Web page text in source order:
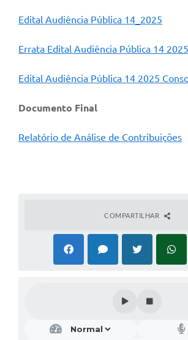
Edital Audiência Pública 14_2025
Errata Edital Audiência Pública 14 2025
Edital Audiência Pública 14 2025
Documento Final
Relatório de Análise de Contribuições​
COMPARTILHAR